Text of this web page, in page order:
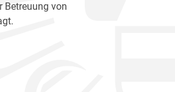
Betreuung von